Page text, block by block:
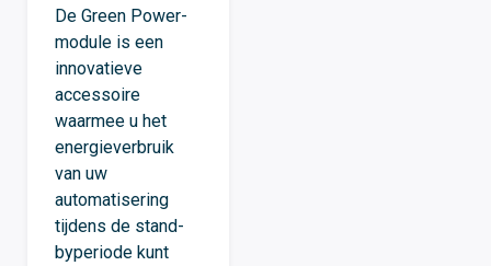
De Green Power-
module is een
innovatieve
accessoire
waarmee u het
energieverbruik
van uw
automatisering
tijdens de stand-
byperiode kunt